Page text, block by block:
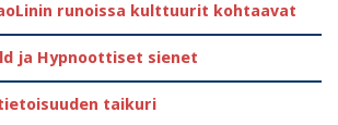
runoissa kulttuurit kohtaavat
ja Hypnoottiset sienet
taikuri